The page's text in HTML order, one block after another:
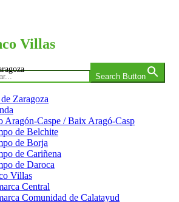
Search Button
Zaragoza
Aragón-Caspe / Baix Aragó-Casp
de Belchite
de Borja
de Cariñena
de Daroca
Villas
Central
Comunidad de Calatayud
Villas